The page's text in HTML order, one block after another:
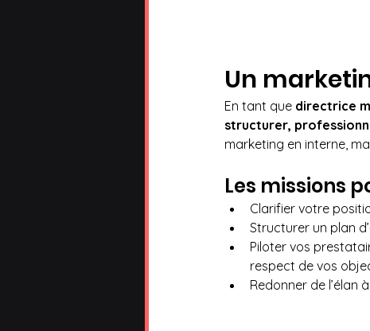
Un
En tant que directrice
structurer,
marketing en interne,
Les missions
Clarifier votre
Structurer un plan
Piloter vos
respect de vos
Redonner de l’élan